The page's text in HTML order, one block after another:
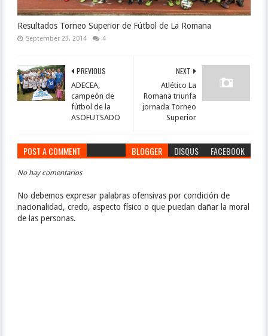
Resultados Torneo Superior de Fútbol de La Romana
September 23, 2014 4
NEXT
Atlético La
Romana triunfa
jornada Torneo
Superior
PREVIOUS
ADECEA,
campeón de
fútbol de la
ASOFUTSADO
POST A COMMENT BLOGGER DISQUS FACEBOOK
No hay comentarios
No debemos expresar palabras ofensivas por condición de
nacionalidad, credo, aspecto físico o que puedan dañar la moral
de las personas.